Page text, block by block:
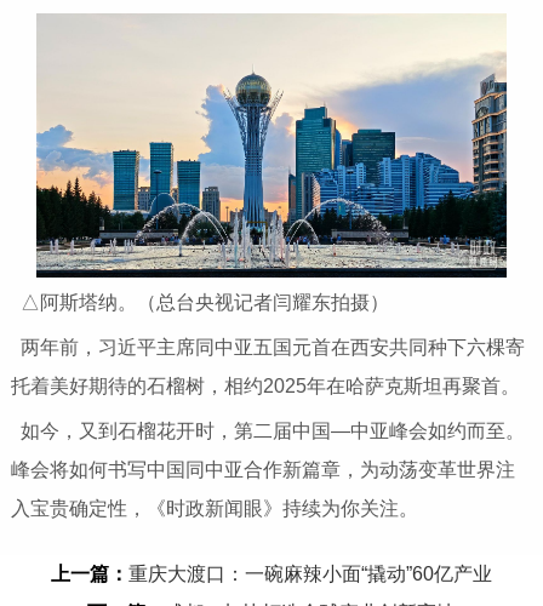
△阿斯塔纳。（总台央视记者闫耀东拍摄）
两年前，习近平主席同中亚五国元首在西安共同种下六棵寄
托着美好期待的石榴树，相约2025年在哈萨克斯坦再聚首。
如今，又到石榴花开时，第二届中国—中亚峰会如约而至。
峰会将如何书写中国同中亚合作新篇章，为动荡变革世界注
入宝贵确定性，《时政新闻眼》持续为你关注。
上一篇： 重庆大渡口：一碗麻辣小面“撬动”60亿产业